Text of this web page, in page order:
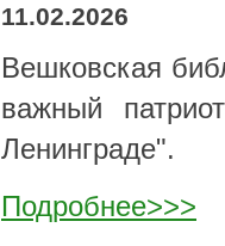
11.02.2026
Вешковская
важный
Ленинграде".
Подробнее>>>